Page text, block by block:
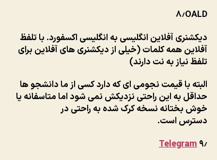
۸٫OALD
دیکشنری آفلاین انگلیسی به انگلیسی اکسفورد. با تلفظ
آفلاین همه کلمات (خیلی از دیکشنری های آفلاین برای
تلفظ نیاز به نت دارند)
البته با قیمت نجومی ای که دارد کسی از ما دانشجو ها
حداقل به این راحتی نزدیکش نمی شود اما متاسفانه یا
خوش بختانه نسخه کرک شده به راحتی در
دسترس است.
۹٫Telegram